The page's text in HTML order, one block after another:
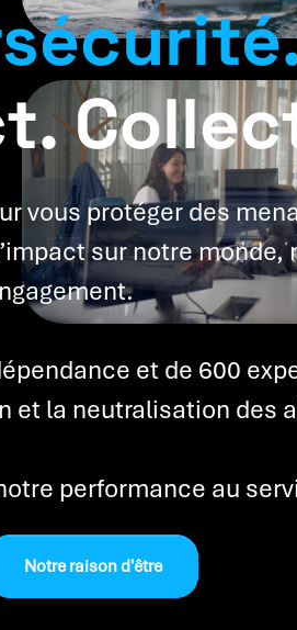
vous protéger des
sur notre
et de 600
et la neutralisation des
performance au
Notre raison d'être